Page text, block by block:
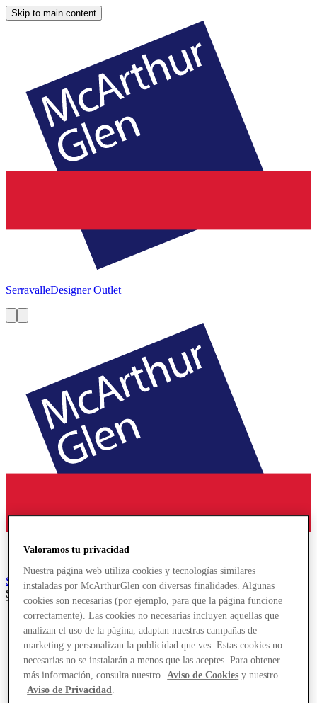
Skip to main content
SerravalleDesigner Outlet
Serravalle
Designer Outlet
Search input
Tiendas
Ofertas
Planifica tu visita
Servicios
¿Qué pasa?
Comer y beber
Valoramos tu privacidad
Nuestra página web utiliza cookies y tecnologías similares
instaladas por McArthurGlen con diversas finalidades. Algunas
cookies son necesarias (por ejemplo, para que la página funcione
correctamente). Las cookies no necesarias incluyen aquellas que
analizan el uso de la página, adaptan nuestras campañas de
marketing y personalizan la publicidad que ves. Estas cookies no
necesarias no se instalarán a menos que las aceptes. Para obtener
más información, consulta nuestro
Aviso de Cookies y nuestro
Aviso de Privacidad